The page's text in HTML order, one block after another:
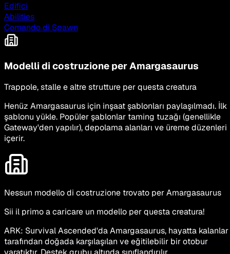
Edifici
Abilities
Comando di Spawn
Modelli di costruzione per Amargasaurus
Trappole, stalle e altre strutture per questa creatura
Henüz Amargasaurus için inşaat şablonları paylaşılmadı. İlk
şablonu yükle. Popüler şablonlar taming tuzağı (genellikle
Gateway'den yapılır), depolama alanları ve üreme düzenleri
içerir.
Nessun modello di costruzione trovato per Amargasaurus
Sii il primo a caricare un modello per questa creatura!
ARK: Survival Ascended'da Amargasaurus, hayatta kalanlar
tarafından doğada karşılaşılan ve eğitilebilir bir otobur